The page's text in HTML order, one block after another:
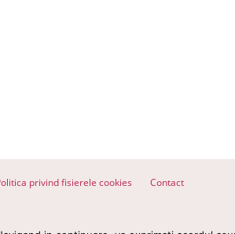
privind fisierele cookies Contact